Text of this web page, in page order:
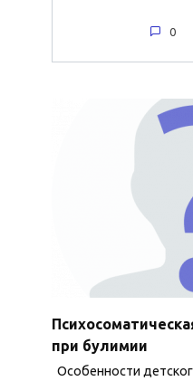
0
при булимии
Особенности